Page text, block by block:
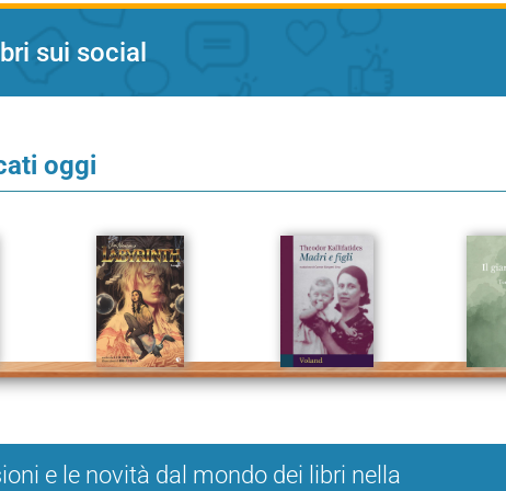
sui social
oggi
e le novità dal mondo dei libri nella